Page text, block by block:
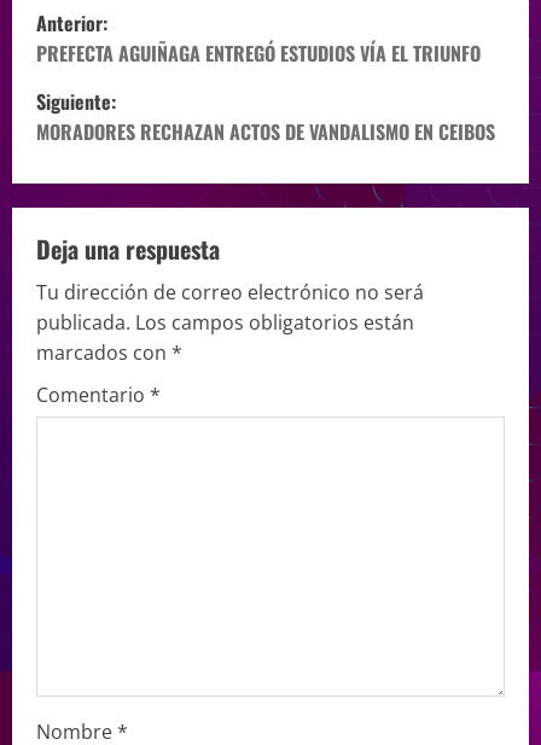
Anterior:
PREFECTA AGUIÑAGA ENTREGÓ ESTUDIOS VÍA EL TRIUNFO
Siguiente:
MORADORES RECHAZAN ACTOS DE VANDALISMO EN CEIBOS
Deja una respuesta
Tu dirección de correo electrónico no será
publicada. Los campos obligatorios están
marcados con *
Comentario *
Nombre*